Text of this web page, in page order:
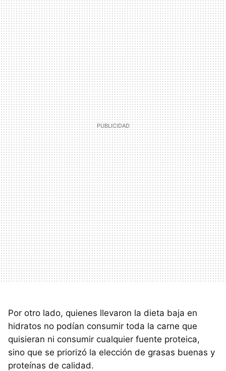
Por otro lado, quienes llevaron la dieta baja en
hidratos no podían consumir toda la carne que
quisieran ni consumir cualquier fuente proteica,
sino que se priorizó la elección de grasas buenas y
proteínas de calidad.